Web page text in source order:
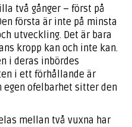
två gånger – först på
första är inte på minsta
utveckling. Det är bara
kropp kan och inte kan.
i deras inbördes
i ett förhållande är
egen ofelbarhet sitter den
mellan två vuxna har